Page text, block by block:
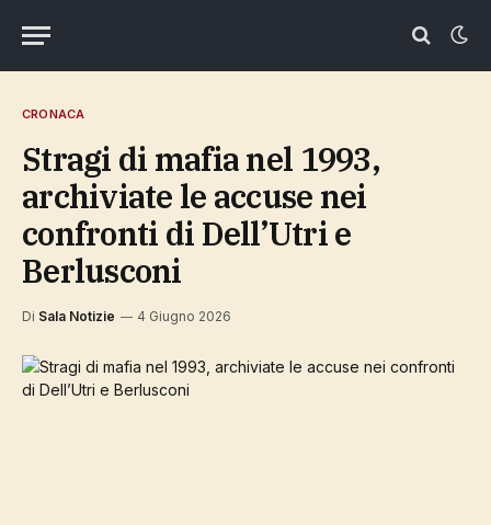
CRONACA
Stragi di mafia nel 1993,
archiviate le accuse nei
confronti di Dell’Utri e
Berlusconi
Di Sala Notizie 4 Giugno 2026